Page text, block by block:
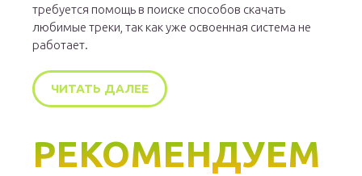
требуется помощь в поиске способов скачать
любимые треки, так как уже освоенная система не
работает.
ЧИТАТЬ ДАЛЕЕ
РЕКОМЕНДУЕМ